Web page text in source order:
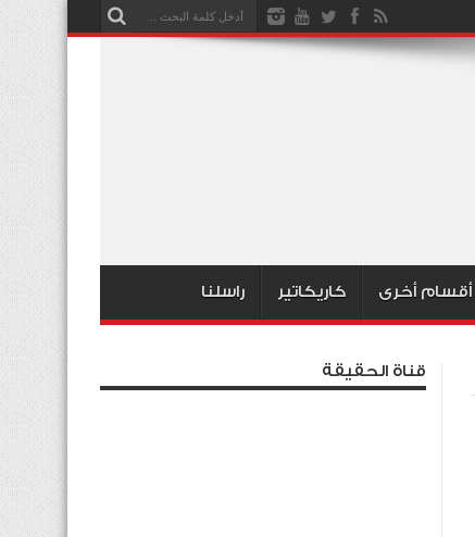
أقسام أخرى كاريكاتير راسلنا
قناة الحقيقة